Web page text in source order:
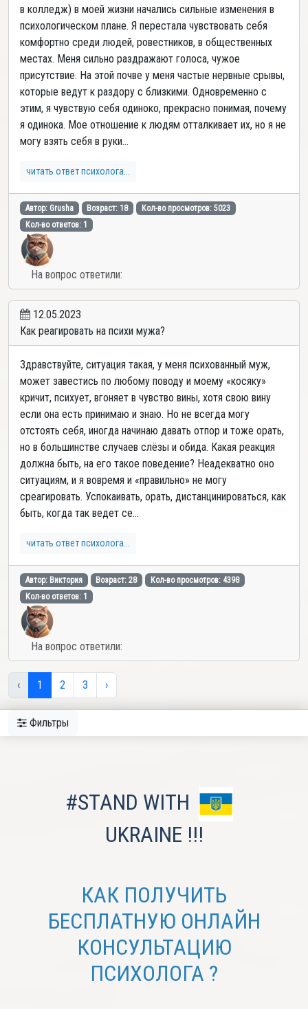
в колледж) в моей жизни начались сильные изменения в
психологическом плане. Я перестала чувствовать себя
комфортно среди людей, ровестников, в общественных
местах. Меня сильно раздражают голоса, чужое
присутствие. На этой почве у меня частые нервные срывы,
которые ведут к раздору с близкими. Одновременно с
этим, я чувствую себя одиноко, прекрасно понимая, почему
я одинока. Мое отношение к людям отталкивает их, но я не
могу взять себя в руки...
читать ответ психолога...
Автор: Grusha Возраст: 18
Кол-во просмотров: 5023
Кол-во ответов: 1
На вопрос ответили:
12.05.2023
Как реагировать на психи мужа?
Здравствуйте, ситуация такая, у меня психованный муж,
может завестись по любому поводу и моему «косяку»
кричит, психует, вгоняет в чувство вины, хотя свою вину
если она есть принимаю и знаю. Но не всегда могу
отстоять себя, иногда начинаю давать отпор и тоже орать,
но в большинстве случаев слёзы и обида. Какая реакция
должна быть, на его такое поведение? Неадекватно оно
ситуациям, и я вовремя и «правильно» не могу
среагировать. Успокаивать, орать, дистанцинироваться, как
быть, когда так ведет се...
читать ответ психолога...
Автор: Виктория Возраст: 28
Кол-во просмотров: 4398
Кол-во ответов: 1
На вопрос ответили:
‹ 1 2 3 ›
Фильтры
#STAND WITH
UKRAINE !!!
КАК ПОЛУЧИТЬ
БЕСПЛАТНУЮ ОНЛАЙН
КОНСУЛЬТАЦИЮ
ПСИХОЛОГА ?